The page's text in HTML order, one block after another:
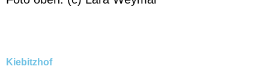
Kiebitzhof